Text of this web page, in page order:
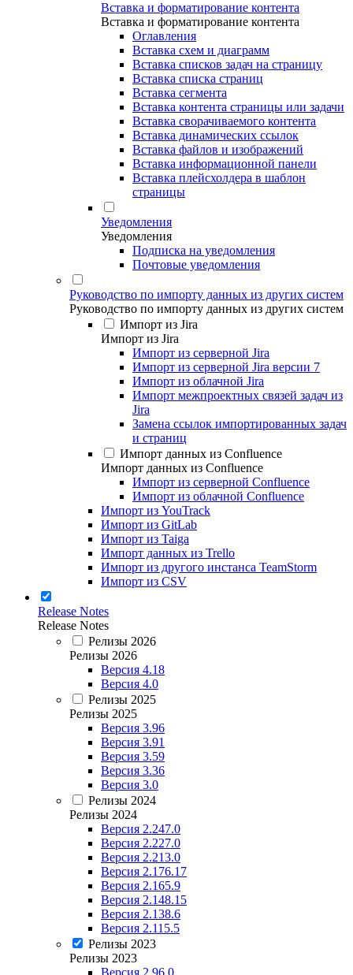
Вставка и форматирование контента
Вставка и форматирование контента
Оглавления
Вставка схем и диаграмм
Вставка списков задач на страницу
Вставка списка страниц
Вставка сегмента
Вставка контента страницы или задачи
Вставка сворачиваемого контента
Вставка динамических ссылок
Вставка файлов и изображений
Вставка информационной панели
Вставка плейсхолдера в шаблон
страницы
Уведомления
Уведомления
Подписка на уведомления
Почтовые уведомления
Руководство по импорту данных из других систем
Руководство по импорту данных из других систем
Импорт из Jira
Импорт из Jira
Импорт из серверной Jira
Импорт из серверной Jira версии 7
Импорт из облачной Jira
Импорт межпроектных связей задач из
Jira
Замена ссылок импортированных задач
и страниц
Импорт данных из Confluence
Импорт данных из Confluence
Импорт из серверной Confluence
Импорт из облачной Confluence
Импорт из YouTrack
Импорт из GitLab
Импорт из Taiga
Импорт данных из Trello
Импорт из другого инстанса TeamStorm
Импорт из CSV
Release Notes
Release Notes
Релизы 2026
Релизы 2026
Версия 4.18
Версия 4.0
Релизы 2025
Релизы 2025
Версия 3.96
Версия 3.91
Версия 3.59
Версия 3.36
Версия 3.0
Релизы 2024
Релизы 2024
Версия 2.247.0
Версия 2.227.0
Версия 2.213.0
Версия 2.176.17
Версия 2.165.9
Версия 2.148.15
Версия 2.138.6
Версия 2.115.5
Релизы 2023
Релизы 2023